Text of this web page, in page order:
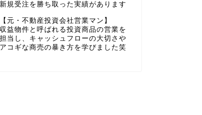
新規受注を勝ち取った実績があります
【元・不動産投資会社営業マン】
収益物件と呼ばれる投資商品の営業を
担当し、キャッシュフローの大切さや
アコギな商売の暴き方を学びました笑